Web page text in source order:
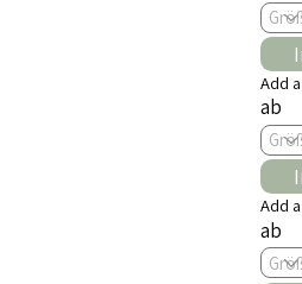
Add
ab
Add
ab